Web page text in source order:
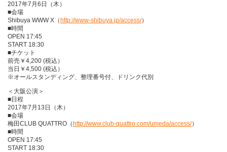
2017年7月6日（木）
■会場
Shibuya WWW X（ http://www-shibuya.jp/access/）
■時間
OPEN 17:45
START 18:30
■チケット
前売￥4,200 (税込）
当日￥4,500 (税込）
※オールスタンディング、整理番号付、ドリンク代別
＜大阪公演＞
■日程
2017年7月13日（木）
■会場
梅田CLUB QUATTRO（ http://www.club-quattro.com/umeda/access/）
■時間
OPEN 17:45
START 18:30